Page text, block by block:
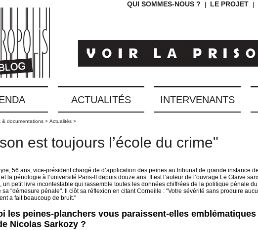
QUI SOMMES-NOUS ? LE PROJET
ACTUALITÉS INTERVENANTS
& documentations > Actualités >
est toujours l’école du crime"
56 ans, vice-président chargé de d’application des peines au tribunal de grande instance
la pénologie à l’université Paris-II depuis douze ans. Il est l’auteur de l’ouvrage Le Glaive
un petit livre incontestable qui rassemble toutes les données chiffrées de la politique pénale
sa "démesure pénale". Il clôt sa réflexion en citant Corneille : "Votre sévérité sans produire
a fait beaucoup de bruit."
les peines-planchers vous paraissent-elles
Nicolas Sarkozy ?